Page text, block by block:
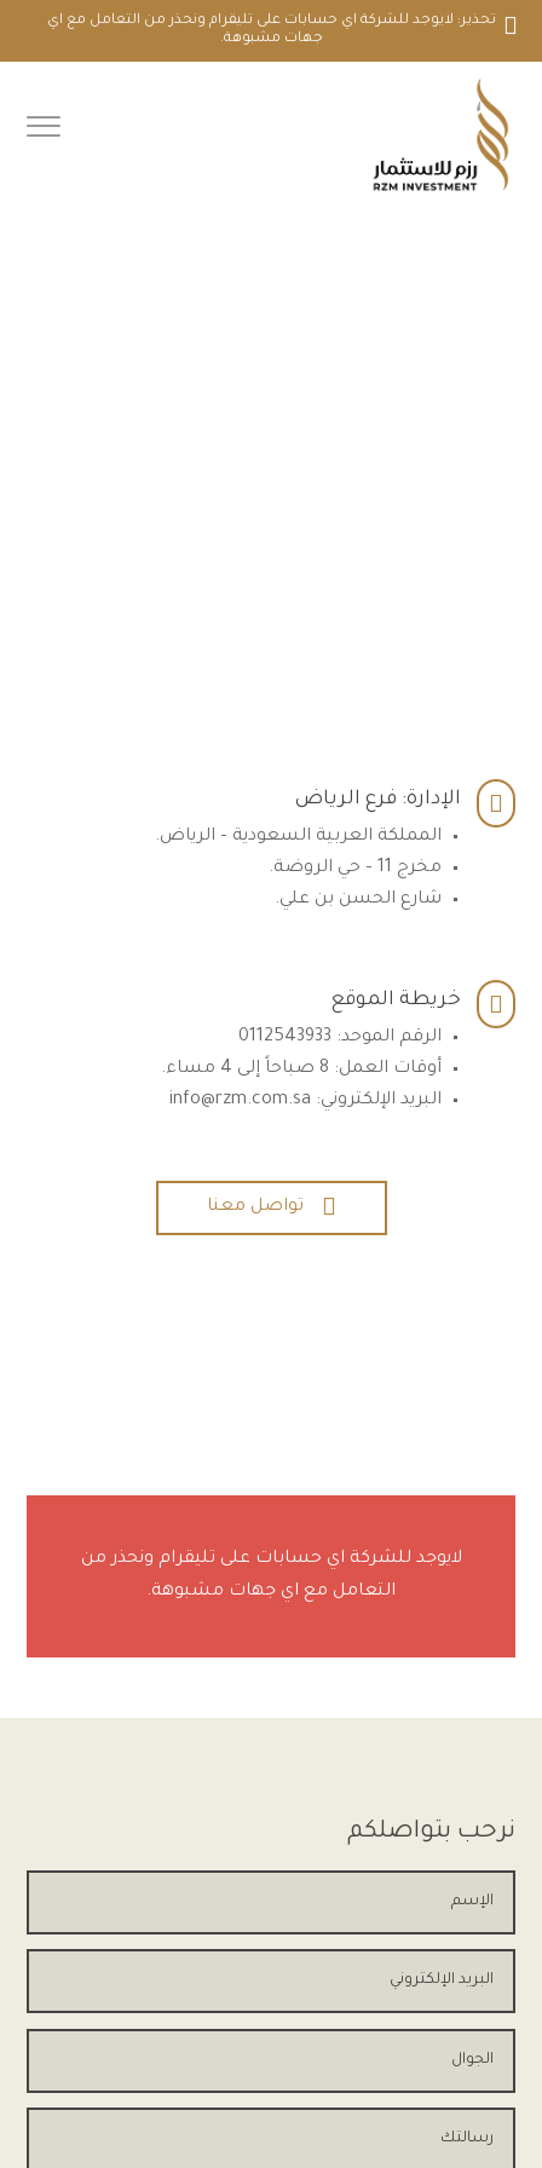
تحذير: لايوجد للشركة اي حسابات على تليقرام ونحذر من التعامل مع اي
جهات مشبوهة.
 الإدارة: فرع الرياض
المملكة العربية السعودية – الرياض.
مخرج 11 – حي الروضة.
شارع الحسن بن علي.
 خريطة الموقع
الرقم الموحد: 0112543933
أوقات العمل: 8 صباحاً إلى 4 مساء.
البريد الإلكتروني: info@rzm.com.sa
 تواصل معنا
لايوجد للشركة اي حسابات على تليقرام ونحذر من
التعامل مع اي جهات مشبوهة.
نرحب بتواصلكم